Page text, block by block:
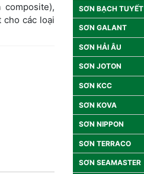
các loại
SƠN BẠCH TUYẾT
SƠN GALANT
SƠN HẢI ÂU
SƠN JOTON
SƠN KCC
SƠN KOVA
SƠN NIPPON
SƠN TERRACO
SƠN SEAMASTER